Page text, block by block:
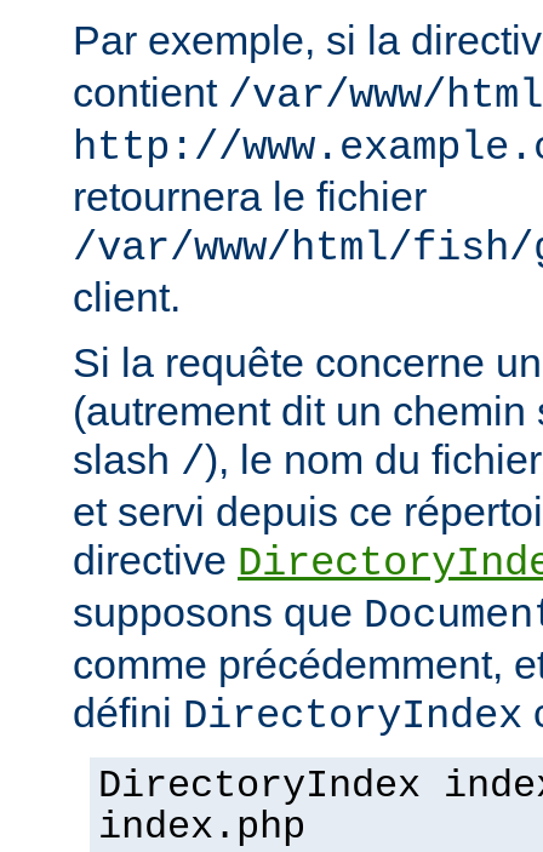
Par exemple, si la
contient /var/www/html
http://
retournera le fichier
/var/www/html/fish/
client.
Si la requête concerne
(autrement dit un
slash /), le nom du
et servi depuis ce
directive
supposons que
comme précédemment,
défini DirectoryIndex
DirectoryIndex
index.php